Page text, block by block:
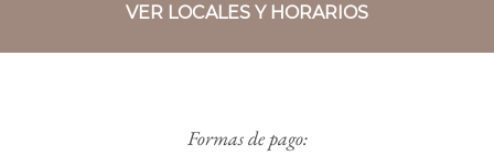
VER LOCALES Y HORARIOS
Formas de pago: